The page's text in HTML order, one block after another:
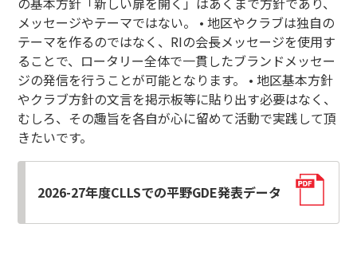
メッセージやテーマではない。 • 地区やクラブは独自の
テーマを作るのではなく、RIの会長メッセージを使用す
ることで、ロータリー全体で一貫したブランドメッセー
ジの発信を行うことが可能となります。 • 地区基本方針
やクラブ方針の文言を掲示板等に貼り出す必要はなく、
むしろ、その趣旨を各自が心に留めて活動で実践して頂
きたいです。
2026-27年度CLLSでの平野GDE発表データ